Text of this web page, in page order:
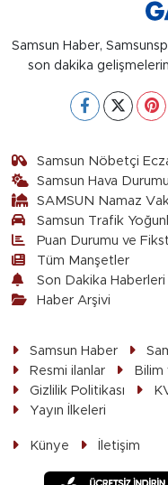
Samsun Haber,
son dakika
Samsun Nöbetçi
Samsun Hava Durumu
SAMSUN Namaz
Samsun Trafik
Puan Durumu ve
Tüm Manşetler
Son Dakika Haberleri
Haber Arşivi
Samsun Haber
Resmi ilanlar
Bilim
Gizlilik Politikası
Yayın İlkeleri
Künye İletişim